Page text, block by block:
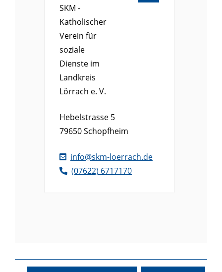
SKM -
Katholischer
Verein für
soziale
Dienste im
Landkreis
Lörrach e. V.
Hebelstrasse 5
79650Schopfheim
info@skm-loerrach.de
(07622) 6717170